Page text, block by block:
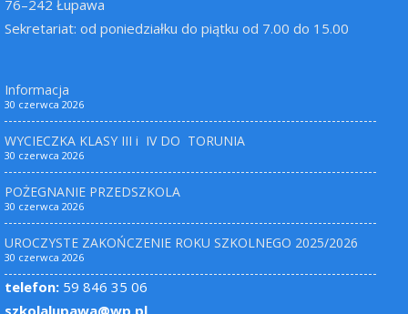
76–242 Łupawa
Sekretariat: od poniedziałku do piątku od 7.00 do 15.00
Informacja
30 czerwca 2026
WYCIECZKA KLASY III i IV DO TORUNIA
30 czerwca 2026
POŻEGNANIE PRZEDSZKOLA
30 czerwca 2026
UROCZYSTE ZAKOŃCZENIE ROKU SZKOLNEGO 2025/2026
30 czerwca 2026
telefon: 59 846 35 06